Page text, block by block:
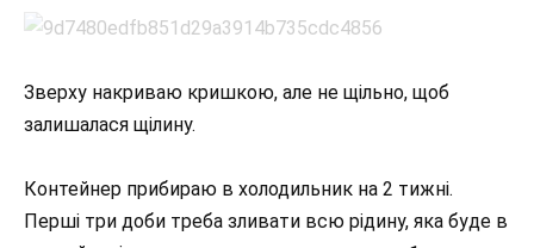
Зверху накриваю кришкою, але не щільно, щоб
залишалася щілину.
Контейнер прибираю в холодильник на 2 тижні.
Перші три доби треба зливати всю рідину, яка буде в